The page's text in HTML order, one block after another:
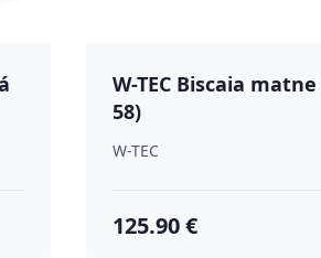
W-TEC Biscaia
58)
W-TEC
125.90 €